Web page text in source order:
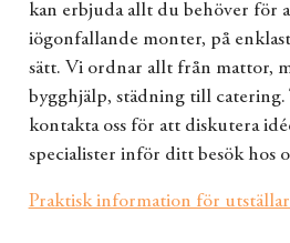
kan erbjuda allt du behöver för
iögonfallande monter, på
sätt. Vi ordnar allt från mattor,
bygghjälp, städning till catering.
kontakta oss för att diskutera
specialister inför ditt besök hos
Praktisk information för